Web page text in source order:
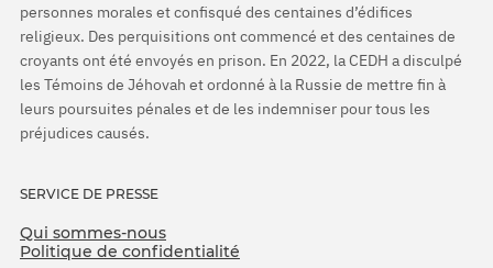
personnes morales et confisqué des centaines d’édifices
religieux. Des perquisitions ont commencé et des centaines de
croyants ont été envoyés en prison. En 2022, la CEDH a disculpé
les Témoins de Jéhovah et ordonné à la Russie de mettre fin à
leurs poursuites pénales et de les indemniser pour tous les
préjudices causés.
SERVICE DE PRESSE
Qui sommes-nous
Politique de confidentialité